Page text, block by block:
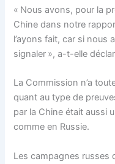
« Nous avons, pour la
Chine dans notre
l’ayons fait, car si nous
signaler », a-t-elle
La Commission n’a
quant au type de
par la Chine était aussi
comme en Russie.
Les campagnes russes